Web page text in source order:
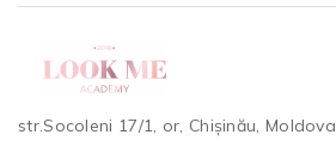
str.Socoleni 17/1, or, Chișinău, Moldova